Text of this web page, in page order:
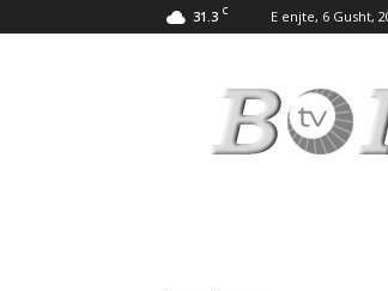
31.3 C E enjte, 6 Gusht,
Boin